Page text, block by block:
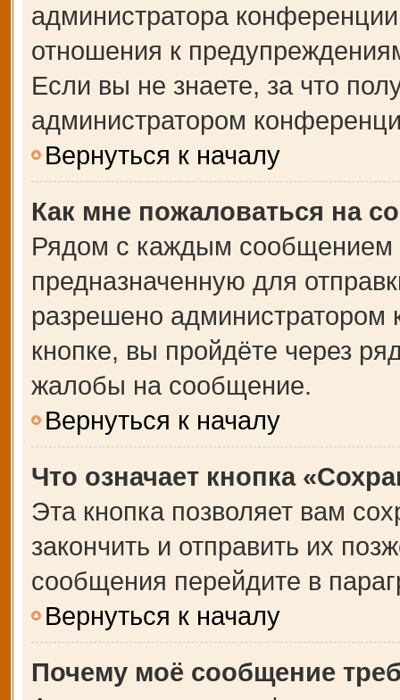
администратора
отношения к
Если вы не знаете, за что
администратором
Вернуться к началу
Как мне пожаловаться на
Рядом с каждым сообщением
предназначенную для
разрешено
кнопке, вы пройдёте через
жалобы на сообщение.
Вернуться к началу
Что означает кнопка
Эта кнопка позволяет вам
закончить и отправить их
сообщения перейдите в
Вернуться к началу
Почему моё сообщение